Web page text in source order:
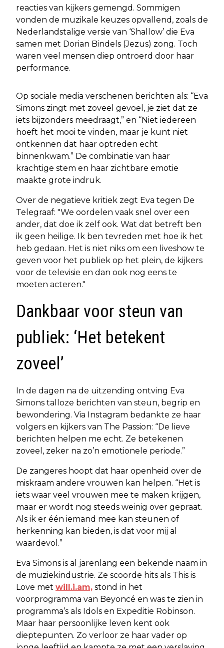
reacties van kijkers gemengd. Sommigen
vonden de muzikale keuzes opvallend, zoals de
Nederlandstalige versie van ‘Shallow’ die Eva
samen met Dorian Bindels (Jezus) zong. Toch
waren veel mensen diep ontroerd door haar
performance.
Op sociale media verschenen berichten als: “Eva
Simons zingt met zoveel gevoel, je ziet dat ze
iets bijzonders meedraagt,” en “Niet iedereen
hoeft het mooi te vinden, maar je kunt niet
ontkennen dat haar optreden echt
binnenkwam.” De combinatie van haar
krachtige stem en haar zichtbare emotie
maakte grote indruk.
Over de negatieve kritiek zegt Eva tegen De
Telegraaf: "We oordelen vaak snel over een
ander, dat doe ik zelf ook. Wat dat betreft ben
ik geen heilige. Ik ben tevreden met hoe ik het
heb gedaan. Het is niet niks om een liveshow te
geven voor het publiek op het plein, de kijkers
voor de televisie en dan ook nog eens te
moeten acteren."
Dankbaar voor steun van
publiek: ‘Het betekent
zoveel’
In de dagen na de uitzending ontving Eva
Simons talloze berichten van steun, begrip en
bewondering. Via Instagram bedankte ze haar
volgers en kijkers van The Passion: “De lieve
berichten helpen me echt. Ze betekenen
zoveel, zeker na zo’n emotionele periode.”
De zangeres hoopt dat haar openheid over de
miskraam andere vrouwen kan helpen. “Het is
iets waar veel vrouwen mee te maken krijgen,
maar er wordt nog steeds weinig over gepraat.
Als ik er één iemand mee kan steunen of
herkenning kan bieden, is dat voor mij al
waardevol.”
Eva Simons is al jarenlang een bekende naam in
de muziekindustrie. Ze scoorde hits als This is
Love met will.i.am, stond in het
voorprogramma van Beyoncé en was te zien in
programma’s als Idols en Expeditie Robinson.
Maar haar persoonlijke leven kent ook
dieptepunten. Zo verloor ze haar vader op